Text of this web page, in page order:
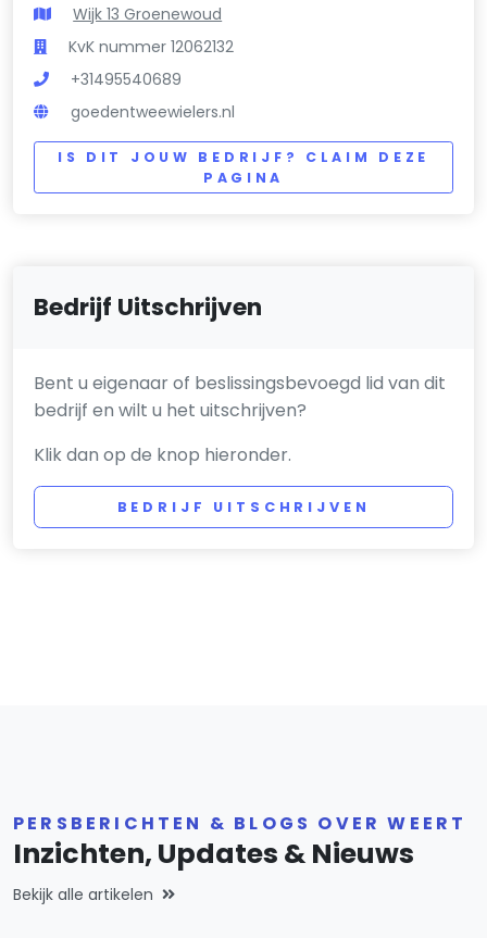
Wijk 13 Groenewoud
KvK nummer 12062132
+31495540689
goedentweewielers.nl
IS DIT JOUW BEDRIJF? CLAIM DEZE
PAGINA
Bedrijf Uitschrijven
Bent u eigenaar of beslissingsbevoegd lid van dit
bedrijf en wilt u het uitschrijven?
Klik dan op de knop hieronder.
BEDRIJF UITSCHRIJVEN
PERSBERICHTEN & BLOGS OVER WEERT
Inzichten, Updates & Nieuws
Bekijk alle artikelen